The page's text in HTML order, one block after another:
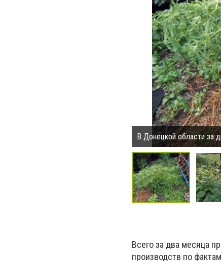
В Донецкой области за
Всего за два месяца
производств по